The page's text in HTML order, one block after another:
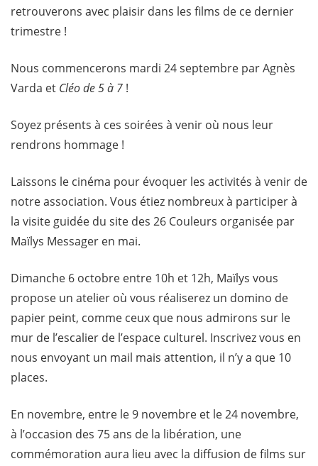
retrouverons avec plaisir dans les films de ce dernier
trimestre !
Nous commencerons mardi 24 septembre par Agnès
Varda et Cléo de 5 à 7 !
Soyez présents à ces soirées à venir où nous leur
rendrons hommage !
Laissons le cinéma pour évoquer les activités à venir de
notre association. Vous étiez nombreux à participer à
la visite guidée du site des 26 Couleurs organisée par
Maïlys Messager en mai.
Dimanche 6 octobre entre 10h et 12h, Maïlys vous
propose un atelier où vous réaliserez un domino de
papier peint, comme ceux que nous admirons sur le
mur de l’escalier de l’espace culturel. Inscrivez vous en
nous envoyant un mail mais attention, il n’y a que 10
places.
En novembre, entre le 9 novembre et le 24 novembre,
à l’occasion des 75 ans de la libération, une
commémoration aura lieu avec la diffusion de films sur